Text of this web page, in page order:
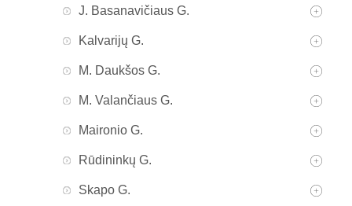
J. Basanavičiaus G.
Kalvarijų G.
M. Daukšos G.
M. Valančiaus G.
Maironio G.
Rūdininkų G.
Skapo G.